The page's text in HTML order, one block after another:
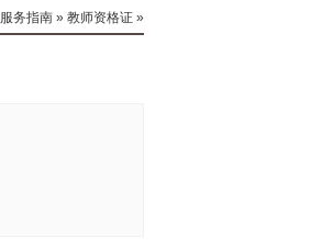
服务指南 » 教师资格证 »